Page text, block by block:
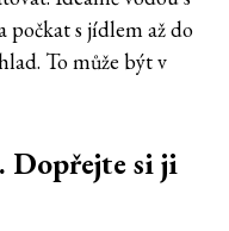
s jídlem až do
To může být v
Dopřejte si ji